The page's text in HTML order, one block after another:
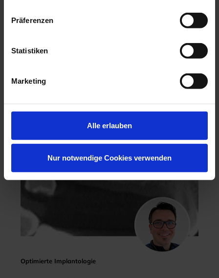
Präferenzen
Statistiken
Marketing
Alle erlauben
Nur notwendige Cookies verwenden
06.11.26 - 07.11.26
Dr. Hanni Lohmar
Optimierte Implantologie